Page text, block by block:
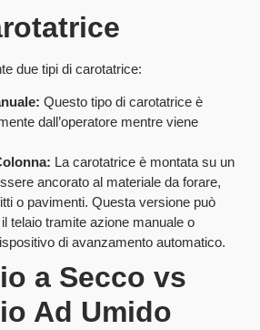
due tipi di carotatrice:
Questo tipo di carotatrice è
dall’operatore mentre viene
La carotatrice è montata su un
ancorato al materiale da forare,
o pavimenti. Questa versione può
telaio tramite azione manuale o
di avanzamento automatico.
a Secco vs
Ad Umido